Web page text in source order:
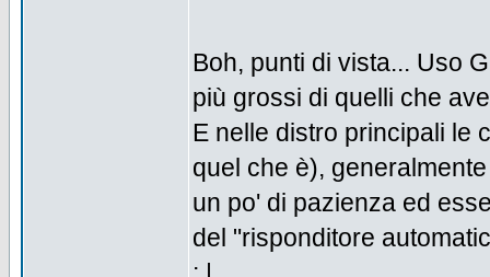
Boh, punti di vista... Uso
più grossi di quelli che
E nelle distro principali le
quel che è),
un po' di pazienza ed
del "risponditore